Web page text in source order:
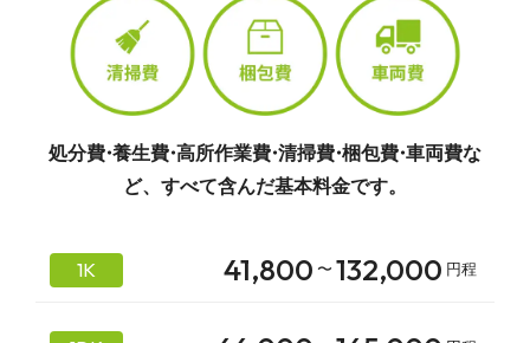
処分費・養生費・高所作業費・清掃費・梱包費・車両費な
ど、すべて含んだ基本料金です。
1K 41,800 〜 132,000 円程